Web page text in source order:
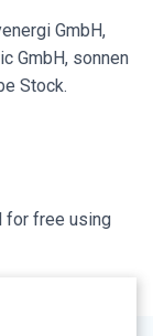
GmbH,
GmbH, sonnen
Stock.
for free using